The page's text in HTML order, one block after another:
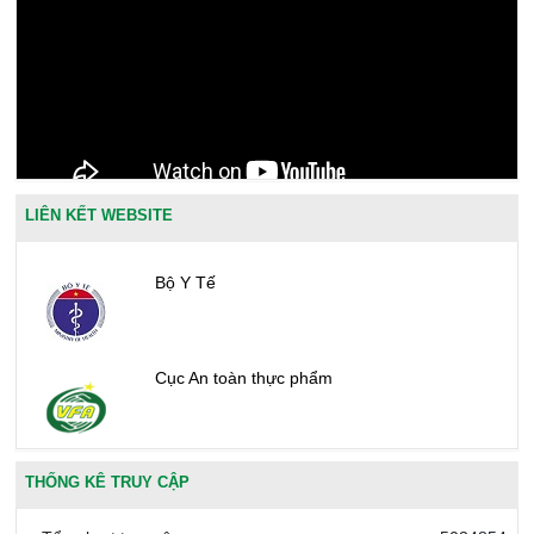
LIÊN KẾT WEBSITE
Bộ Y Tế
Cục An toàn thực phẩm
Văn phòng công nhận chất lượng
THỐNG KÊ TRUY CẬP